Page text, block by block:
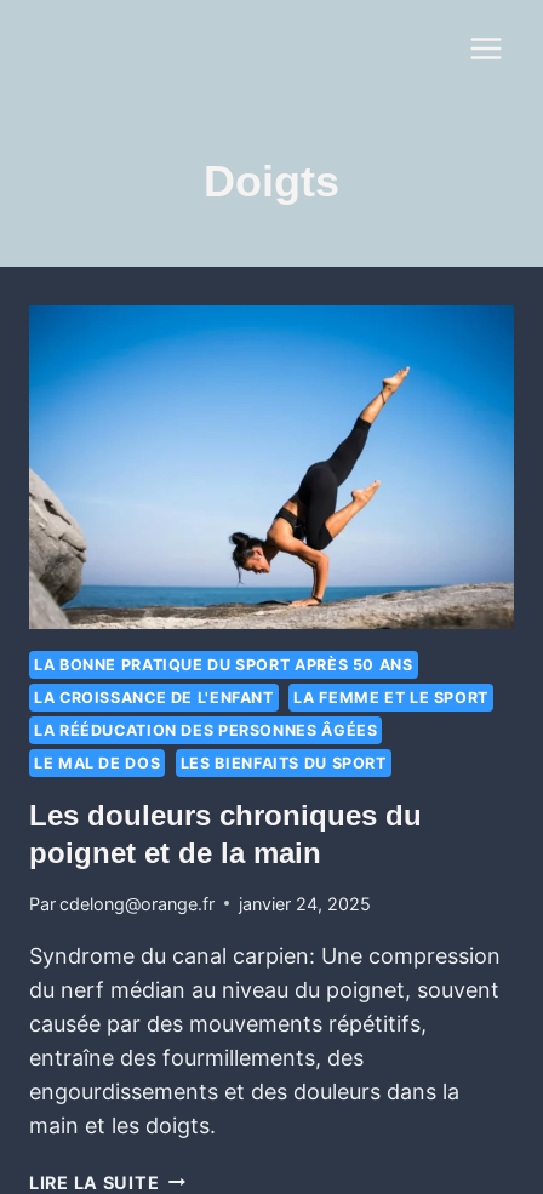
Doigts
LA BONNE PRATIQUE DU SPORT APRÈS 50 ANS
LA CROISSANCE DE L'ENFANT
LA FEMME ET LE SPORT
LA RÉÉDUCATION DES PERSONNES ÂGÉES
LE MAL DE DOS
LES BIENFAITS DU SPORT
Les douleurs chroniques du
poignet et de la main
Parcdelong@orange.fr janvier 24, 2025
Syndrome du canal carpien: Une compression
du nerf médian au niveau du poignet, souvent
causée par des mouvements répétitifs,
entraîne des fourmillements, des
engourdissements et des douleurs dans la
main et les doigts.
LIRE LA SUITE